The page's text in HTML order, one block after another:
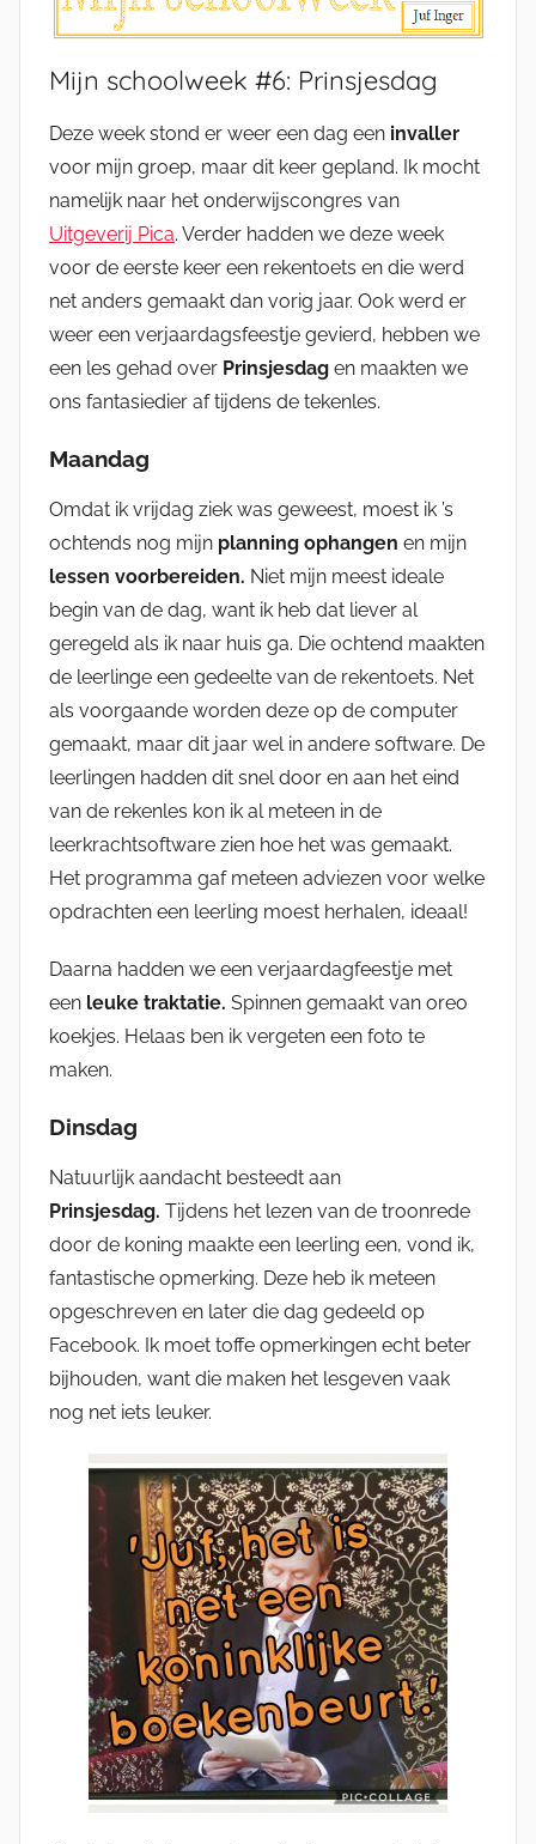
Mijn schoolweek #6: Prinsjesdag
Deze week stond er weer een dag een invaller
voor mijn groep, maar dit keer gepland. Ik mocht
namelijk naar het onderwijscongres van
Uitgeverij Pica. Verder hadden we deze week
voor de eerste keer een rekentoets en die werd
net anders gemaakt dan vorig jaar. Ook werd er
weer een verjaardagsfeestje gevierd, hebben we
een les gehad over Prinsjesdag en maakten we
ons fantasiedier af tijdens de tekenles.
Maandag
Omdat ik vrijdag ziek was geweest, moest ik ’s
ochtends nog mijn planning ophangen en mijn
lessen voorbereiden. Niet mijn meest ideale
begin van de dag, want ik heb dat liever al
geregeld als ik naar huis ga. Die ochtend maakten
de leerlinge een gedeelte van de rekentoets. Net
als voorgaande worden deze op de computer
gemaakt, maar dit jaar wel in andere software. De
leerlingen hadden dit snel door en aan het eind
van de rekenles kon ik al meteen in de
leerkrachtsoftware zien hoe het was gemaakt.
Het programma gaf meteen adviezen voor welke
opdrachten een leerling moest herhalen, ideaal!
Daarna hadden we een verjaardagfeestje met
een leuke traktatie. Spinnen gemaakt van oreo
koekjes. Helaas ben ik vergeten een foto te
maken.
Dinsdag
Natuurlijk aandacht besteedt aan
Prinsjesdag. Tijdens het lezen van de troonrede
door de koning maakte een leerling een, vond ik,
fantastische opmerking. Deze heb ik meteen
opgeschreven en later die dag gedeeld op
Facebook. Ik moet toffe opmerkingen echt beter
bijhouden, want die maken het lesgeven vaak
nog net iets leuker.